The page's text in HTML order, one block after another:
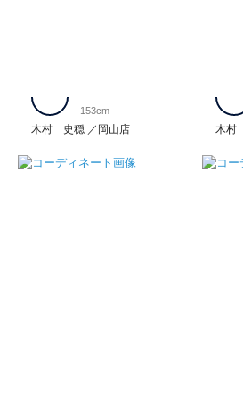
木村 史穏 岡山店
153cm
木村